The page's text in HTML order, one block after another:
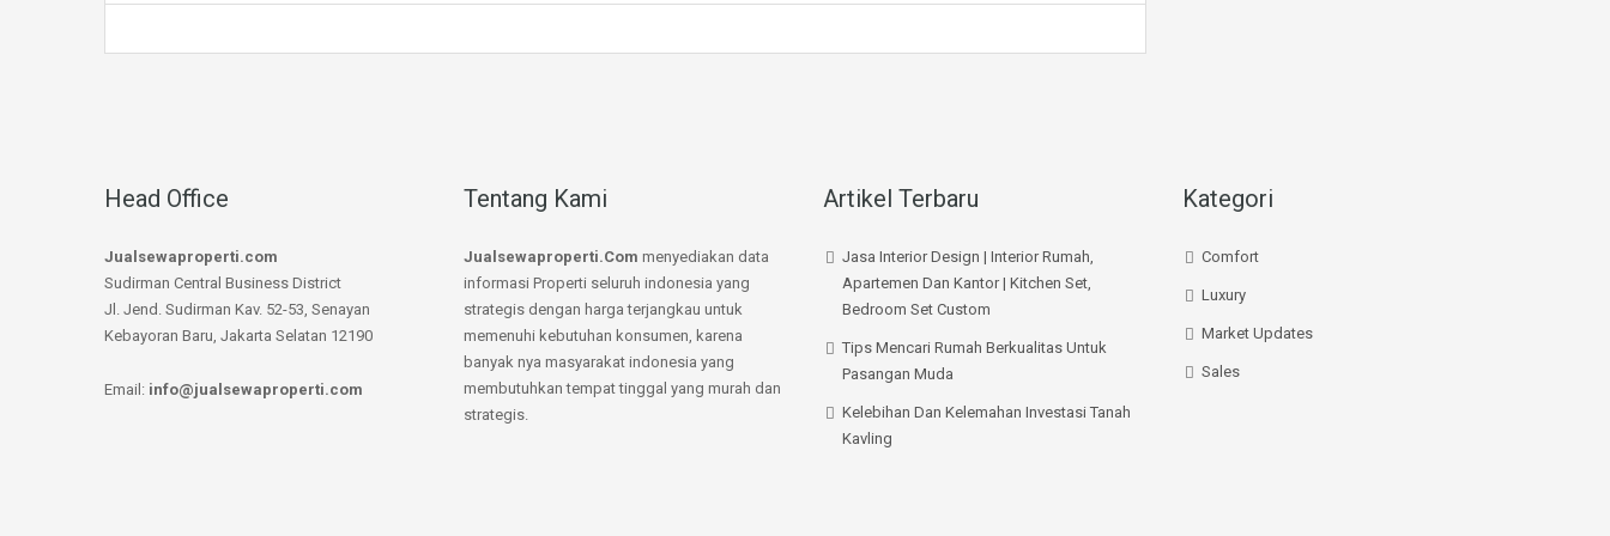
Head Office
Jualsewaproperti.com
Sudirman Central Business District
Jl. Jend. Sudirman Kav. 52-53, Senayan
Kebayoran Baru, Jakarta Selatan 12190
Email: info@jualsewaproperti.com
Tentang Kami
Jualsewaproperti.Com menyediakan data
informasi Properti seluruh indonesia yang
strategis dengan harga terjangkau untuk
memenuhi kebutuhan konsumen, karena
banyak nya masyarakat indonesia yang
membutuhkan tempat tinggal yang murah dan
strategis.
Artikel Terbaru
Jasa Interior Design | Interior Rumah,
Apartemen Dan Kantor | Kitchen Set,
Bedroom Set Custom
Tips Mencari Rumah Berkualitas Untuk
Pasangan Muda
Kelebihan Dan Kelemahan Investasi Tanah
Kavling
Kategori
Comfort
Luxury
Market Updates
Sales